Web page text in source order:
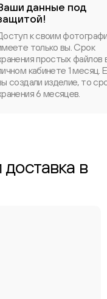
данные под
к своим
только вы. Срок
простых файлов
кабинете 1 месяц.
создали изделие, то
6 месяцев.
в